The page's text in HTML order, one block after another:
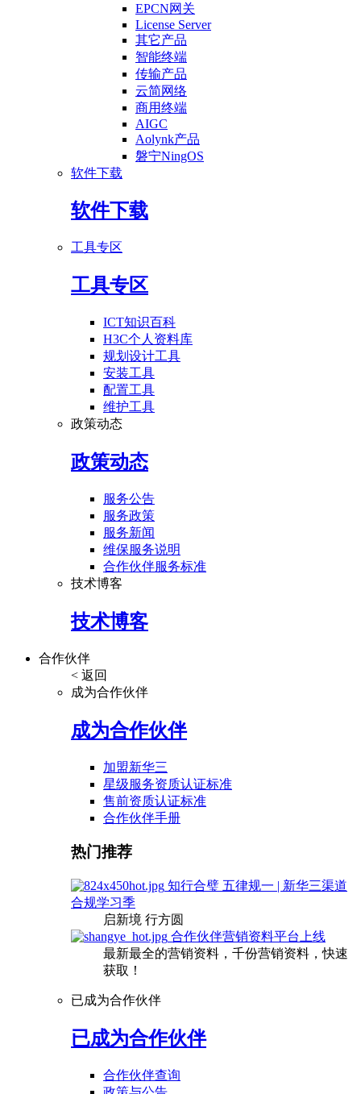
EPCN网关
License Server
其它产品
智能终端
传输产品
云简网络
商用终端
AIGC
Aolynk产品
磐宁NingOS
软件下载
软件下载
工具专区
工具专区
ICT知识百科
H3C个人资料库
规划设计工具
安装工具
配置工具
维护工具
政策动态
政策动态
服务公告
服务政策
服务新闻
维保服务说明
合作伙伴服务标准
技术博客
技术博客
合作伙伴
< 返回
成为合作伙伴
成为合作伙伴
加盟新华三
星级服务资质认证标准
售前资质认证标准
合作伙伴手册
热门推荐
知行合璧 五律规一 | 新华三渠道
合规学习季
启新境 行方圆
合作伙伴营销资料平台上线
最新最全的营销资料，千份营销资料，快速
获取！
已成为合作伙伴
已成为合作伙伴
合作伙伴查询